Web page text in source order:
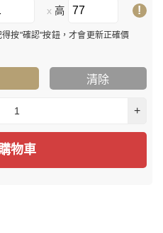
x 高 !
按"確認"按鈕，才會更新正確價
清除
+
物車